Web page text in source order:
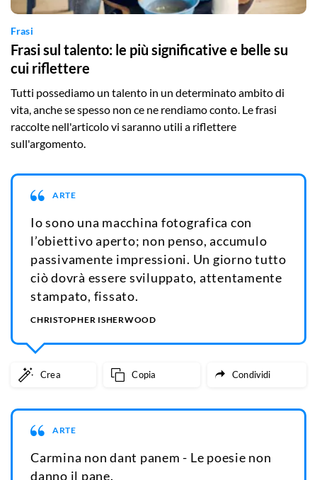
Frasi
Frasi sul talento: le più significative e belle su
cui riflettere
Tutti possediamo un talento in un determinato ambito di
vita, anche se spesso non ce ne rendiamo conto. Le frasi
raccolte nell'articolo vi saranno utili a riflettere
sull'argomento.
ARTE
Io sono una macchina fotografica con
l’obiettivo aperto; non penso, accumulo
passivamente impressioni. Un giorno tutto
ciò dovrà essere sviluppato, attentamente
stampato, fissato.
CHRISTOPHER ISHERWOOD
Crea Copia Condividi
ARTE
Carmina non dant panem - Le poesie non
danno il pane.